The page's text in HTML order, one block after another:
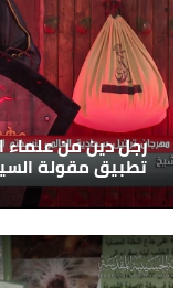
رجل دين من علماء
تطبيق مقولة